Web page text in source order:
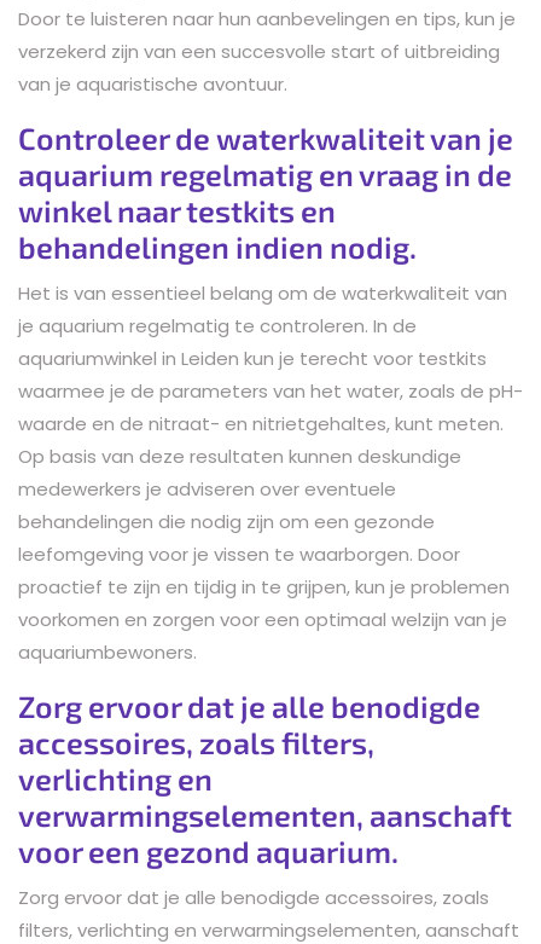
Door te luisteren naar hun aanbevelingen en tips, kun je
verzekerd zijn van een succesvolle start of uitbreiding
van je aquaristische avontuur.
Controleer de waterkwaliteit van je
aquarium regelmatig en vraag in de
winkel naar testkits en
behandelingen indien nodig.
Het is van essentieel belang om de waterkwaliteit van
je aquarium regelmatig te controleren. In de
aquariumwinkel in Leiden kun je terecht voor testkits
waarmee je de parameters van het water, zoals de pH-
waarde en de nitraat- en nitrietgehaltes, kunt meten.
Op basis van deze resultaten kunnen deskundige
medewerkers je adviseren over eventuele
behandelingen die nodig zijn om een gezonde
leefomgeving voor je vissen te waarborgen. Door
proactief te zijn en tijdig in te grijpen, kun je problemen
voorkomen en zorgen voor een optimaal welzijn van je
aquariumbewoners.
Zorg ervoor dat je alle benodigde
accessoires, zoals filters,
verlichting en
verwarmingselementen, aanschaft
voor een gezond aquarium.
Zorg ervoor dat je alle benodigde accessoires, zoals
filters, verlichting en verwarmingselementen, aanschaft